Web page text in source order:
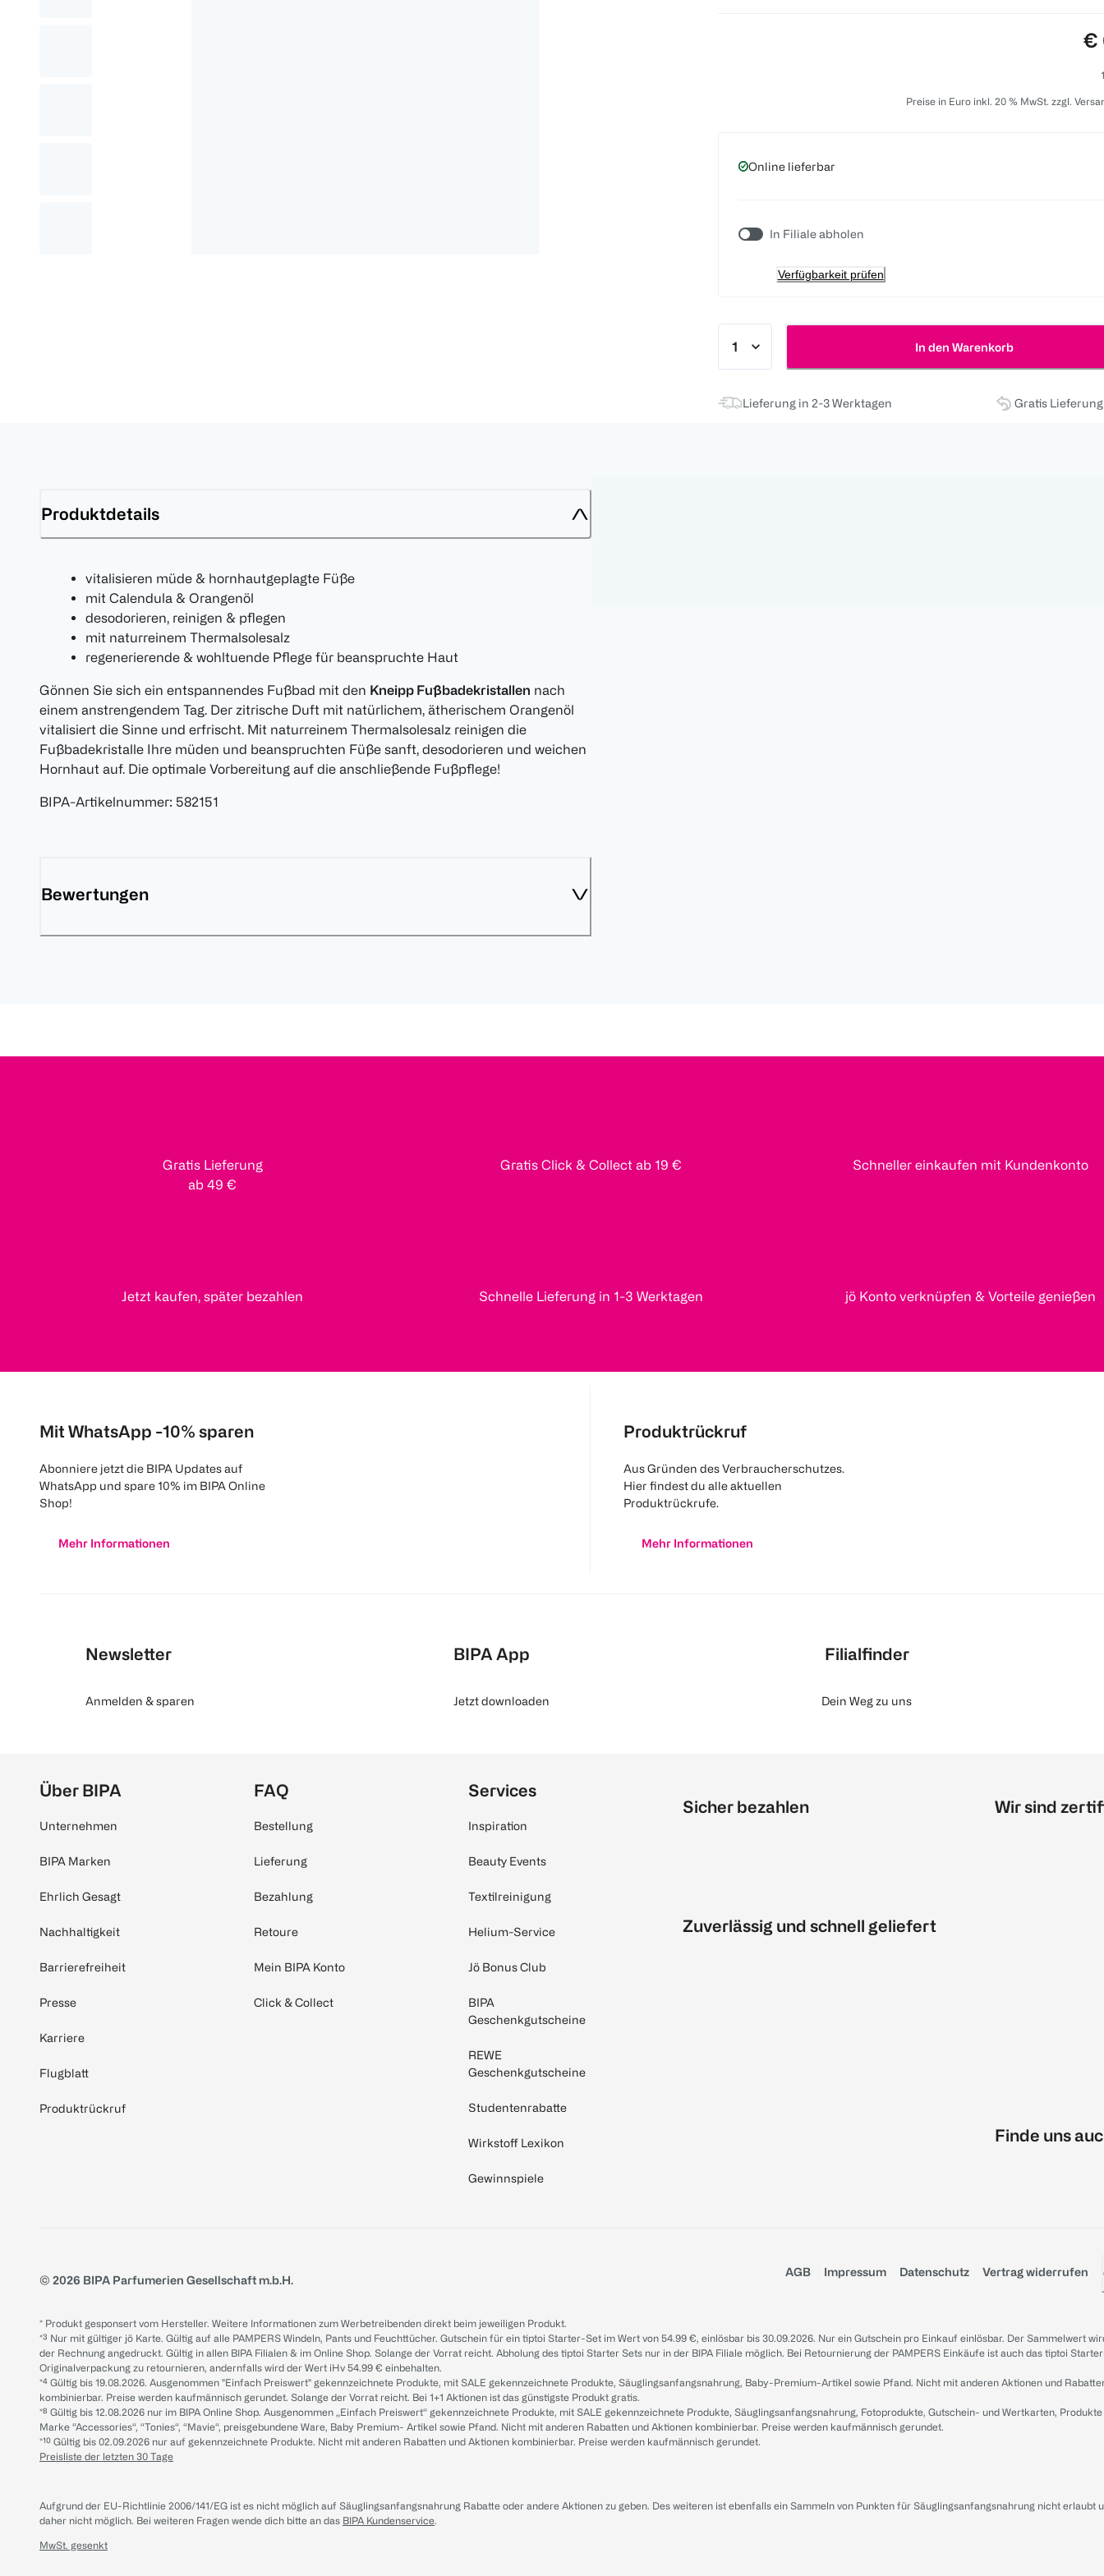
€
Preise in Euro inkl. 20 % MwSt. zzgl.
Online lieferbar
In Filiale abholen
Verfügbarkeit prüfen
In den Warenkorb
Lieferung in 2-3 Werktagen Gratis
Produktdetails
vitalisieren müde & hornhautgeplagte Füße
mit Calendula & Orangenöl
desodorieren, reinigen & pflegen
mit naturreinem Thermalsolesalz
regenerierende & wohltuende Pflege für beanspruchte Haut
Gönnen Sie sich ein entspannendes Fußbad mit den Kneipp Fußbadekristallen nach
einem anstrengendem Tag. Der zitrische Duft mit natürlichem, ätherischem Orangenöl
vitalisiert die Sinne und erfrischt. Mit naturreinem Thermalsolesalz reinigen die
Fußbadekristalle Ihre müden und beanspruchten Füße sanft, desodorieren und weichen
Hornhaut auf. Die optimale Vorbereitung auf die anschließende Fußpflege!
BIPA-Artikelnummer: 582151
Bewertungen
Gratis Lieferung
ab 49 €
Gratis Click & Collect ab 19 € Schneller einkaufen mit Kundenkonto
Jetzt kaufen, später bezahlen Schnelle Lieferung in 1-3 Werktagen jö Konto verknüpfen & Vorteile genießen
Mit WhatsApp -10% sparen
Abonniere jetzt die BIPA Updates auf
WhatsApp und spare 10% im BIPA Online
Shop!
Mehr Informationen
Produktrückruf
Aus Gründen des Verbraucherschutzes.
Hier findest du alle aktuellen
Produktrückrufe.
Mehr Informationen
Newsletter
Anmelden & sparen
BIPA App
Jetzt downloaden
Filialfinder
Dein Weg zu uns
Über BIPA
Unternehmen
BIPA Marken
Ehrlich Gesagt
Nachhaltigkeit
Barrierefreiheit
Presse
Karriere
Flugblatt
Produktrückruf
FAQ
Bestellung
Lieferung
Bezahlung
Retoure
Mein BIPA Konto
Click & Collect
Services
Inspiration
Beauty Events
Textilreinigung
Helium-Service
Jö Bonus Club
BIPA
Geschenkgutscheine
REWE
Geschenkgutscheine
Studentenrabatte
Wirkstoff Lexikon
Gewinnspiele
Sicher bezahlen
Zuverlässig und schnell geliefert
Wir sind
Finde uns
© 2026 BIPA Parfumerien Gesellschaft m.b.H.
AGB Impressum Datenschutz Vertrag widerrufen
* Produkt gesponsert vom Hersteller. Weitere Informationen zum Werbetreibenden direkt beim jeweiligen Produkt.
*³ Nur mit gültiger jö Karte. Gültig auf alle PAMPERS Windeln, Pants und Feuchttücher. Gutschein für ein tiptoi Starter-Set im Wert von 54.99 €, einlösbar bis 30.09.2026. Nur ein Gutschein pro Einkauf einlösbar. Der Sammelwert
der Rechnung angedruckt. Gültig in allen BIPA Filialen & im Online Shop. Solange der Vorrat reicht. Abholung des tiptoi Starter Sets nur in der BIPA Filiale möglich. Bei Retournierung der PAMPERS Einkäufe ist auch das tiptoi
Originalverpackung zu retournieren, andernfalls wird der Wert iHv 54.99 € einbehalten.
*⁴ Gültig bis 19.08.2026. Ausgenommen "Einfach Preiswert" gekennzeichnete Produkte, mit SALE gekennzeichnete Produkte, Säuglingsanfangsnahrung, Baby-Premium-Artikel sowie Pfand. Nicht mit anderen Aktionen und
kombinierbar. Preise werden kaufmännisch gerundet. Solange der Vorrat reicht. Bei 1+1 Aktionen ist das günstigste Produkt gratis.
*⁸ Gültig bis 12.08.2026 nur im BIPA Online Shop. Ausgenommen „Einfach Preiswert“ gekennzeichnete Produkte, mit SALE gekennzeichnete Produkte, Säuglingsanfangsnahrung, Fotoprodukte, Gutschein- und Wertkarten,
Marke “Accessories“, “Tonies“, “Mavie“, preisgebundene Ware, Baby Premium- Artikel sowie Pfand. Nicht mit anderen Rabatten und Aktionen kombinierbar. Preise werden kaufmännisch gerundet.
*¹⁰ Gültig bis 02.09.2026 nur auf gekennzeichnete Produkte. Nicht mit anderen Rabatten und Aktionen kombinierbar. Preise werden kaufmännisch gerundet.
Preisliste der letzten 30 Tage
Aufgrund der EU-Richtlinie 2006/141/EG ist es nicht möglich auf Säuglingsanfangsnahrung Rabatte oder andere Aktionen zu geben. Des weiteren ist ebenfalls ein Sammeln von Punkten für Säuglingsanfangsnahrung nicht erlaubt
daher nicht möglich. Bei weiteren Fragen wende dich bitte an das BIPA Kundenservice.
MwSt. gesenkt